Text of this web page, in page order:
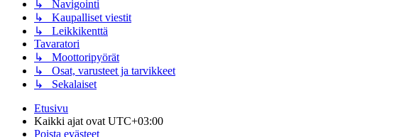
↳ Navigointi
↳ Kaupalliset viestit
↳ Leikkikenttä
Tavaratori
↳ Moottoripyörät
↳ Osat, varusteet ja tarvikkeet
↳ Sekalaiset
Etusivu
Kaikki ajat ovatUTC+03:00
Poista evästeet